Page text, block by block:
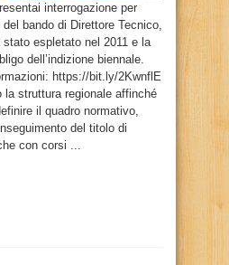
interrogazione per
bando di Direttore Tecnico,
stato espletato nel 2011 e la
dell’indizione biennale.
https://bit.ly/2KwnflE
la struttura regionale affinché
il quadro normativo,
del titolo di
con corsi ...